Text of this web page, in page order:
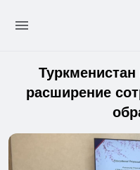
расширение